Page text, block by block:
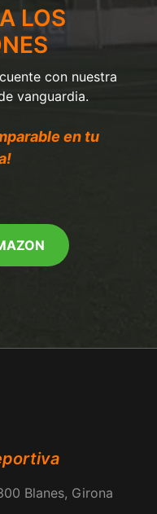
LOS
con nuestra
vanguardia.
en tu
Blanes, Girona